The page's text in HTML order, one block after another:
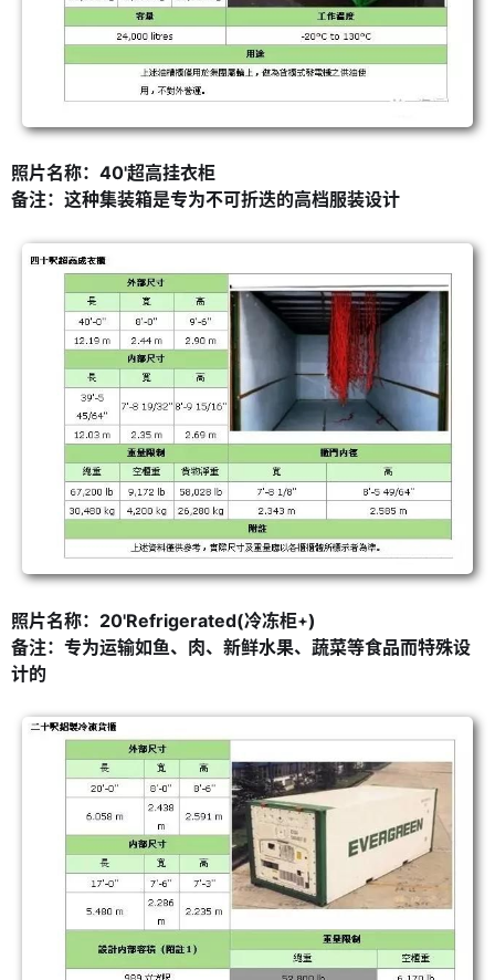
照片名称：40'超高挂衣柜
备注：这种集装箱是专为不可折迭的高档服装设计
照片名称：20'Refrigerated(冷冻柜 )
备注：专为运输如鱼、肉、新鲜水果、蔬菜等食品而特殊设
计的